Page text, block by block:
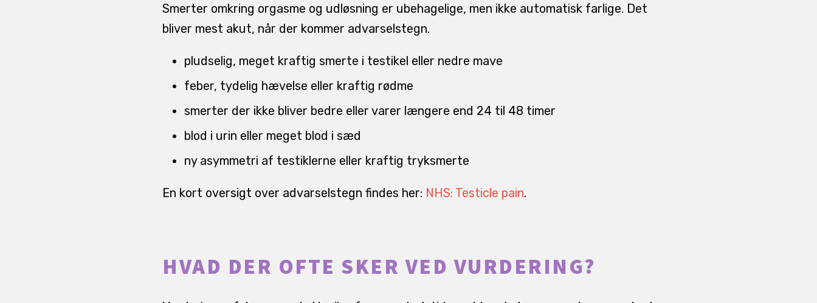
Smerter omkring orgasme og udløsning er ubehagelige, men ikke automatisk farlige. Det
bliver mest akut, når der kommer advarselstegn.
pludselig, meget kraftig smerte i testikel eller nedre mave
feber, tydelig hævelse eller kraftig rødme
smerter der ikke bliver bedre eller varer længere end 24 til 48 timer
blod i urin eller meget blod i sæd
ny asymmetri af testiklerne eller kraftig tryksmerte
En kort oversigt over advarselstegn findes her: NHS: Testicle pain.
HVAD DER OFTE SKER VED VURDERING?